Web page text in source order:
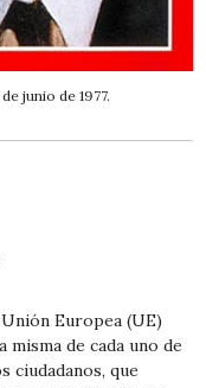
junio de 1977.
Europea (UE)
de cada uno de
ciudadanos, que